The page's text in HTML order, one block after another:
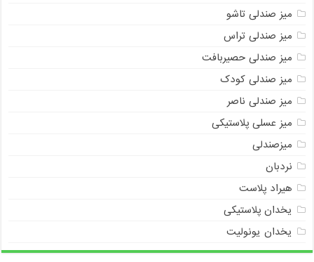
میز صندلی تاشو
میز صندلی تراس
میز صندلی حصیربافت
میز صندلی کودک
میز صندلی ناصر
میز عسلی پلاستیکی
میزصندلی
نردبان
هیراد پلاست
یخدان پلاستیکی
یخدان یونولیت